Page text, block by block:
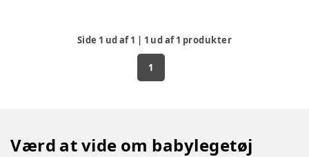
Side 1 ud af1 | 1 ud af1 produkter
1
Værd at vide om babylegetøj